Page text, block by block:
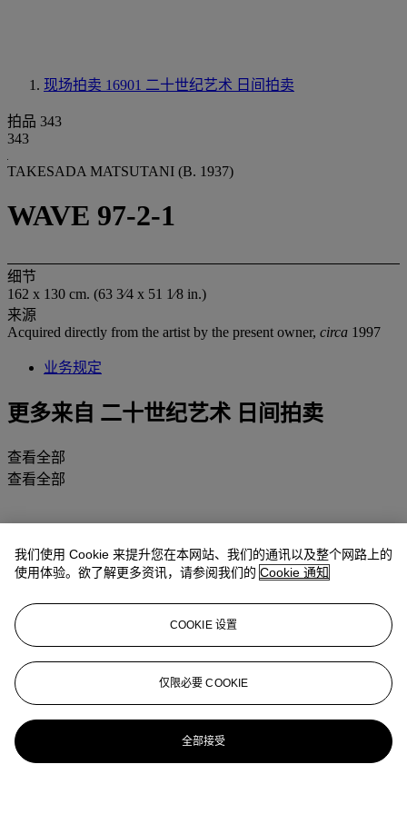
现场拍卖 16901 二十世纪艺术 日间拍卖
拍品 343
343
TAKESADA MATSUTANI (B. 1937)
WAVE 97-2-1
细节
162 x 130 cm. (63 3⁄4 x 51 1⁄8 in.)
来源
Acquired directly from the artist by the present owner, circa 1997
业务规定
更多来自 二十世纪艺术 日间拍卖
查看全部
查看全部
我们使用 Cookie 来提升您在本网站、我们的通讯以及整个网路上的
使用体验。欲了解更多资讯，请参阅我们的 Cookie 通知
COOKIE 设置
仅限必要 COOKIE
全部接受